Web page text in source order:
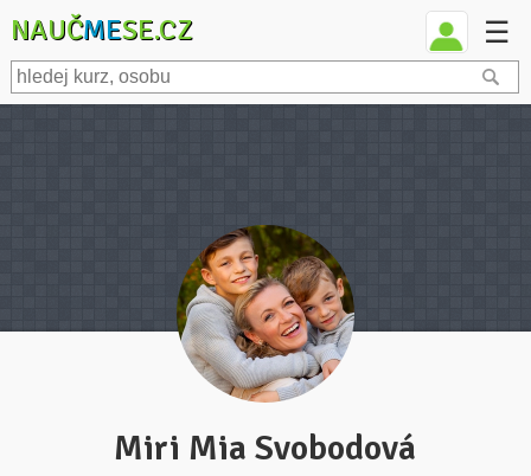
NAUČMESE.CZ ☰
Miri Mia Svobodová